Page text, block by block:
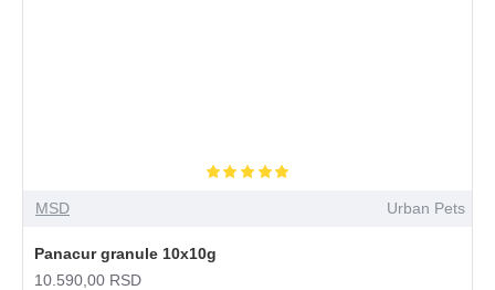
MSD Urban Pets
Panacur granule 10x10g
10.590,00 RSD